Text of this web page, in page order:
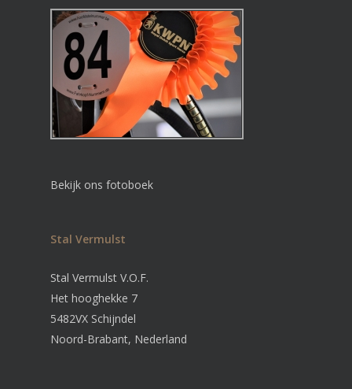
Bekijk ons fotoboek
Stal Vermulst
Stal Vermulst V.O.F.
Het hooghekke 7
5482VX Schijndel
Noord-Brabant, Nederland